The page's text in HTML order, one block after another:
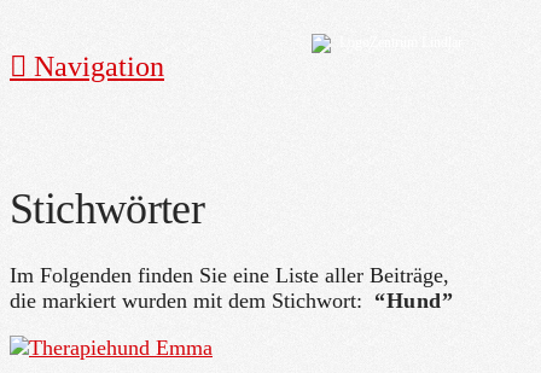
Navigation
Stichwörter
Im Folgenden finden Sie eine Liste aller Beiträge,
die markiert wurden mit dem Stichwort: “Hund”